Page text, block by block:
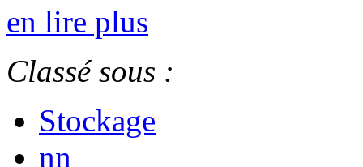
en lire plus
Classé sous :
Stockage
nn